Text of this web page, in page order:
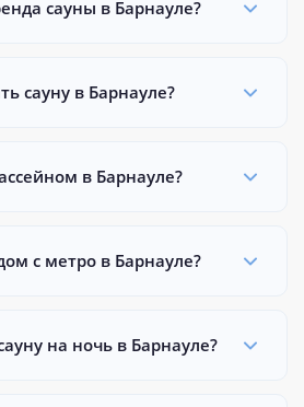
сауны в Барнауле?
сауну в Барнауле?
в Барнауле?
с метро в Барнауле?
на ночь в Барнауле?